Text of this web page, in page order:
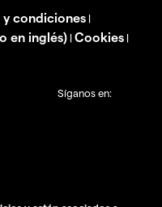
y condiciones |
en inglés) | Cookies |
Síganos en: